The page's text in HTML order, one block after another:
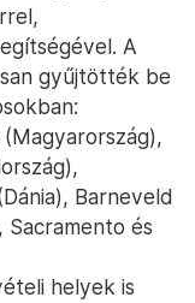
A
gyűjtötték be
Barneveld
és
helyek is